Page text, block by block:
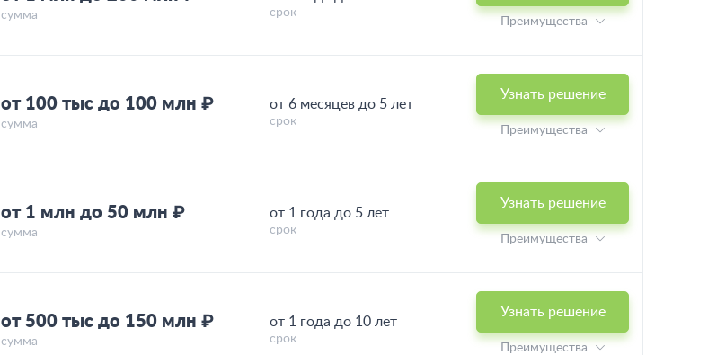
сумма срок
Преимущества
от 100 тыс до 100 млн ₽
сумма
от 6 месяцев до 5 лет
срок
Узнать решение
Преимущества
от 1 млн до 50 млн ₽
сумма
от 1 года до 5 лет
срок
Узнать решение
Преимущества
от 500 тыс до 150 млн ₽
сумма
от 1 года до 10 лет
срок
Узнать решение
Преимущества